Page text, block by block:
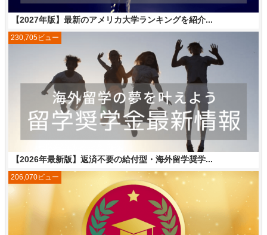
【2027年版】最新のアメリカ大学ランキングを紹介...
【2026年最新版】返済不要の給付型・海外留学奨学...
230,705ビュー
206,070ビュー